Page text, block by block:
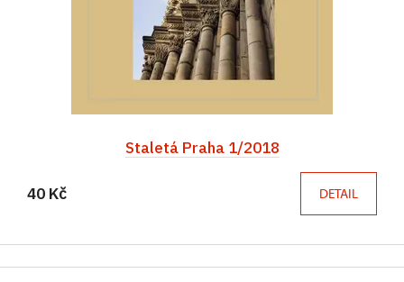
Staletá Praha 1/2018
40 Kč DETAIL